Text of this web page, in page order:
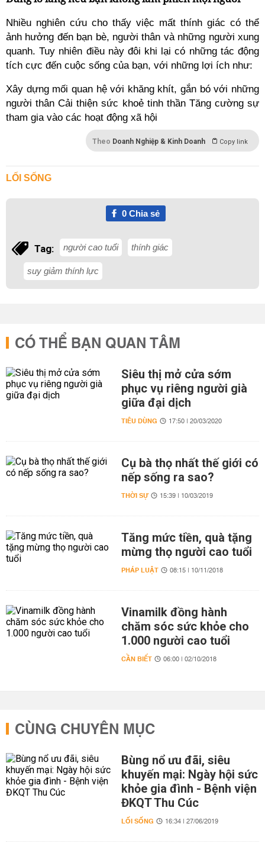
Nhiều nghiên cứu cho thấy việc mất thính giác có thể
ảnh hưởng đến bạn bè, người thân và những người xung
quanh. Tuy nhiên điều này đôi khi lại có những tác động
tích cực đến cuộc sống của bạn, với những lợi ích như:
Xây dựng mối quan hệ với khăng khít, gắn bó với những
người thân Cải thiện sức khoẻ tinh thần Tăng cường sự
tham gia vào các hoạt động xã hội
Theo Doanh Nghiệp & Kinh Doanh Copy link
LỐI SỐNG
0Chia sẻ
Tag: người cao tuổi thính giác
suy giảm thính lực
CÓ THỂ BẠN QUAN TÂM
Siêu thị mở cửa sớm
phục vụ riêng người già
giữa đại dịch
TIÊU DÙNG 17:50 | 20/03/2020
Cụ bà thọ nhất thế giới có
nếp sống ra sao?
THỜI SỰ 15:39 | 10/03/2019
Tăng mức tiền, quà tặng
mừng thọ người cao tuổi
PHÁP LUẬT 08:15 | 10/11/2018
Vinamilk đồng hành
chăm sóc sức khỏe cho
1.000 người cao tuổi
CẦN BIẾT 06:00 | 02/10/2018
CÙNG CHUYÊN MỤC
Bùng nổ ưu đãi, siêu
khuyến mại: Ngày hội sức
khỏe gia đình - Bệnh viện
ĐKQT Thu Cúc
LỐI SỐNG 16:34 | 27/06/2019